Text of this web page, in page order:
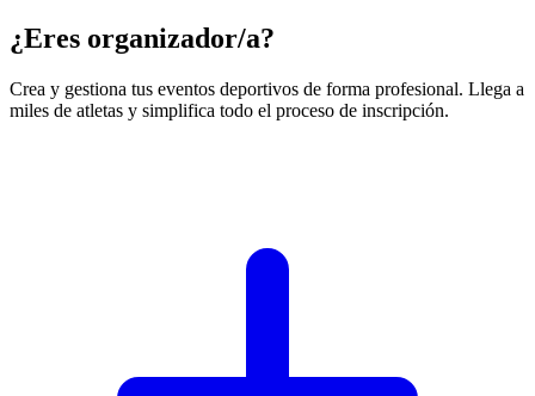
¿Eres organizador/a?
Crea y gestiona tus eventos deportivos de forma profesional. Llega a
miles de atletas y simplifica todo el proceso de inscripción.